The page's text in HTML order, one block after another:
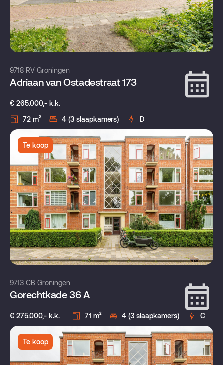
9718 RV Groningen
Adriaan van Ostadestraat 173
€ 265.000,- k.k.
72 m²
4 (3 slaapkamers) D
Te koop
9713 CB Groningen
Gorechtkade 36 A
€ 275.000,- k.k. 71 m² 4 (3 slaapkamers) C
Te koop